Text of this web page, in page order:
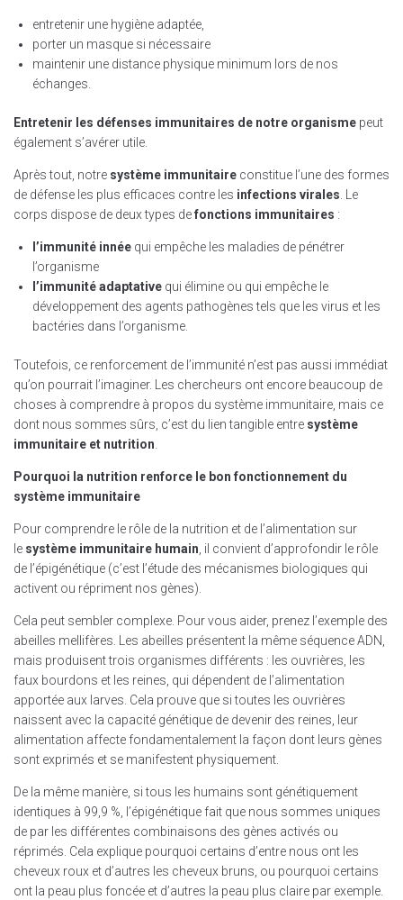
entretenir une hygiène adaptée,
porter un masque si nécessaire
maintenir une distance physique minimum lors de nos
échanges.
Entretenir les défenses immunitaires de notre organisme peut
également s’avérer utile.
Après tout, notre système immunitaire constitue l’une des formes
de défense les plus efficaces contre les infections virales . Le
corps dispose de deux types defonctions immunitaires :
l’immunité innée qui empêche les maladies de pénétrer
l’organisme
l’immunité adaptative qui élimine ou qui empêche le
développement des agents pathogènes tels que les virus et les
bactéries dans l’organisme.
Toutefois, ce renforcement de l’immunité n’est pas aussi immédiat
qu’on pourrait l’imaginer. Les chercheurs ont encore beaucoup de
choses à comprendre à propos du système immunitaire, mais ce
dont nous sommes sûrs, c’est du lien tangible entre système
immunitaire et nutrition
Pourquoi la nutrition renforce le bon fonctionnement du
système immunitaire
Pour comprendre le rôle de la nutrition et de l’alimentation sur
le système immunitaire humain , il convient d’approfondir le rôle
de l’épigénétique (c’est l’étude des mécanismes biologiques qui
activent ou répriment nos gènes).
Cela peut sembler complexe. Pour vous aider, prenez l’exemple des
abeilles mellifères. Les abeilles présentent la même séquence ADN,
mais produisent trois organismes différents : les ouvrières, les
faux bourdons et les reines, qui dépendent de l’alimentation
apportée aux larves. Cela prouve que si toutes les ouvrières
naissent avec la capacité génétique de devenir des reines, leur
alimentation affecte fondamentalement la façon dont leurs gènes
sont exprimés et se manifestent physiquement.
De la même manière, si tous les humains sont génétiquement
identiques à 99,9 %, l’épigénétique fait que nous sommes uniques
de par les différentes combinaisons des gènes activés ou
réprimés. Cela explique pourquoi certains d’entre nous ont les
cheveux roux et d’autres les cheveux bruns, ou pourquoi certains
ont la peau plus foncée et d’autres la peau plus claire par exemple.